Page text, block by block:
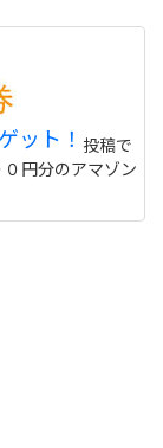
ット！ 投稿で
円分のアマゾン